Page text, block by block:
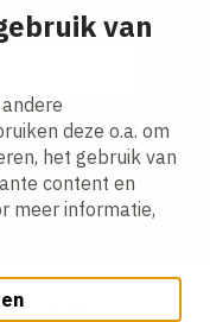
van
deze o.a. om
het gebruik van
content en
meer informatie,
policy